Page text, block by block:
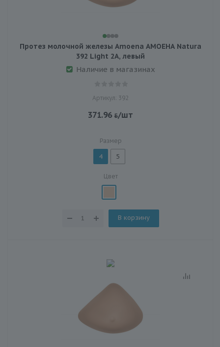
Протез молочной железы Amoena АМОЕНА Natura
392 Light 2A, левый
Наличие в магазинах
Артикул: 392
371.96 /шт
Размер
4 5
Цвет
В корзину